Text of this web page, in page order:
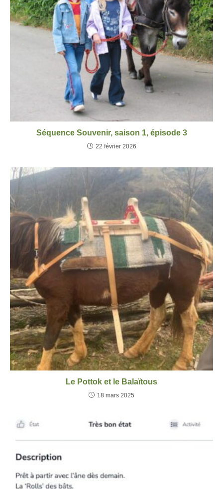
Séquence Souvenir, saison 1, épisode 3
22 février 2026
Le Pottok et le Balaïtous
18 mars 2025